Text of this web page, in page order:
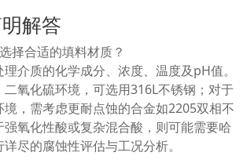
解答
择合适的填料材质？
介质的化学成分、浓度、温度及pH值。
氧化硫环境，可选用316L不锈钢；对于
，需考虑更耐点蚀的合金如2205双相不
氧化性酸或复杂混合酸，则可能需要哈
尽的腐蚀性评估与工况分析。